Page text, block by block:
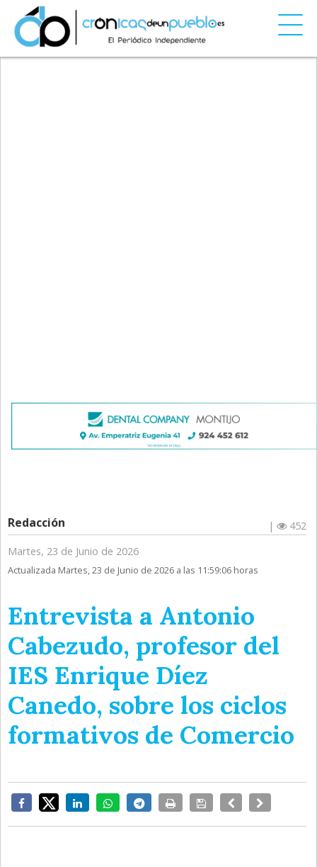
Redacción |
452
Martes, 23 de Junio de 2026
Actualizada Martes, 23 de Junio de 2026 a las 11:59:06 horas
Entrevista a Antonio
Cabezudo, profesor del
IES Enrique Díez
Canedo, sobre los ciclos
formativos de Comercio